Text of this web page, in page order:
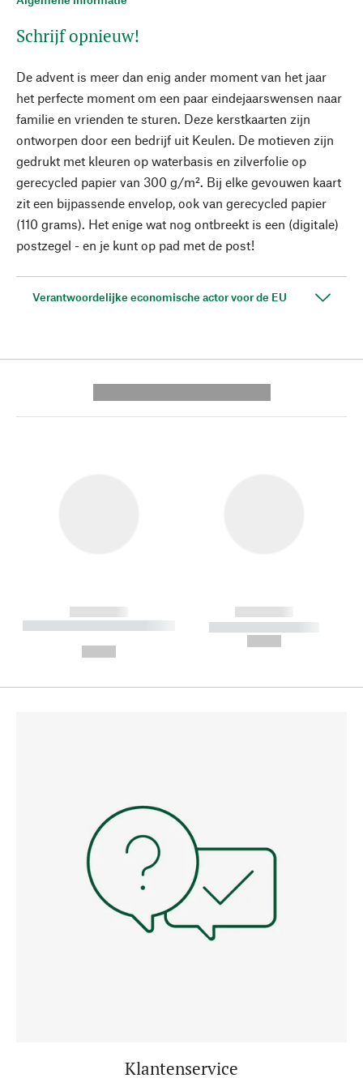
Schrijf opnieuw!
De advent is meer dan enig ander moment van het jaar
het perfecte moment om een paar eindejaarswensen naar
familie en vrienden te sturen. Deze kerstkaarten zijn
ontworpen door een bedrijf uit Keulen. De motieven zijn
gedrukt met kleuren op waterbasis en zilverfolie op
gerecycled papier van 300 g/m². Bij elke gevouwen kaart
zit een bijpassende envelop, ook van gerecycled papier
(110 grams). Het enige wat nog ontbreekt is een (digitale)
postzegel - en je kunt op pad met de post!
Verantwoordelijke economische actor voor de EU
------------
----------- ----------- --------
------------
----------- -----------
Klantenservice